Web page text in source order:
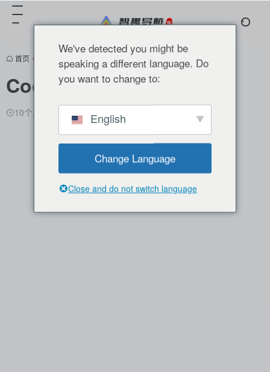
首页 • AI编程 正文
CodeFlicker
10个月前更新 1,769
We've detected you might be
speaking a different language. Do
you want to change to:
English
Change Language
Close and do not switch language